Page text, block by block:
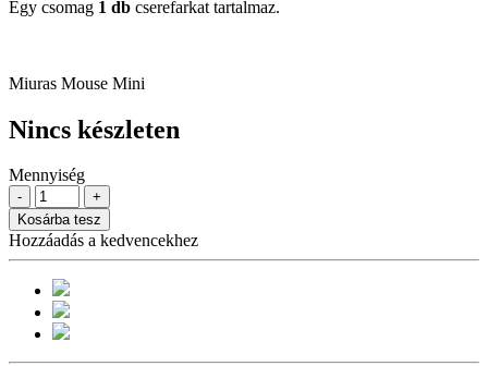
Egy csomag 1 db cserefarkat tartalmaz.
Miuras Mouse Mini
Nincs készleten
Mennyiség
-
+
Kosárba tesz
Hozzáadás a kedvencekhez